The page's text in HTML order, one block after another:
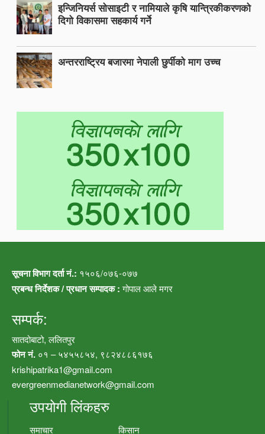
इन्जिनियर्स सोसाइटी र नामियाले कृषि यान्त्रिकीकरणको
दिगो विकासमा सहकार्य गर्ने
अन्तरराष्ट्रिय बजारमा नेपाली छुर्पीको माग उच्च
सूचना विभाग दर्ता नं.: १५०६/०७६-०७७
प्रबन्ध निर्देशक / प्रधान सम्पादक :गोपाल आले मगर
सम्पर्क:
सातदोबाटो, ललितपुर
फोन नं. ०१ – ५४५५८५४, ९८२४८८६१७६
krishipatrika1@gmail.com
evergreenmedianetwork@gmail.com
उपयोगी लिंकहरु
समाचार किसान